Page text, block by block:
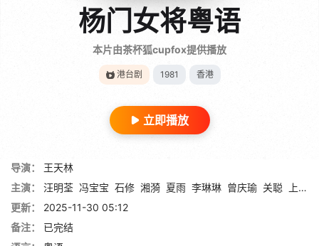
杨门女将粤语
本片由茶杯狐cupfox提供播放
港台剧 1981 香港
立即播放
导演：
王天林
主演：
汪明荃 冯宝宝 石修 湘漪 夏雨 李琳琳 曾庆瑜 关聪
上官玉
更新：
2025-11-30 05:12
备注：
已完结